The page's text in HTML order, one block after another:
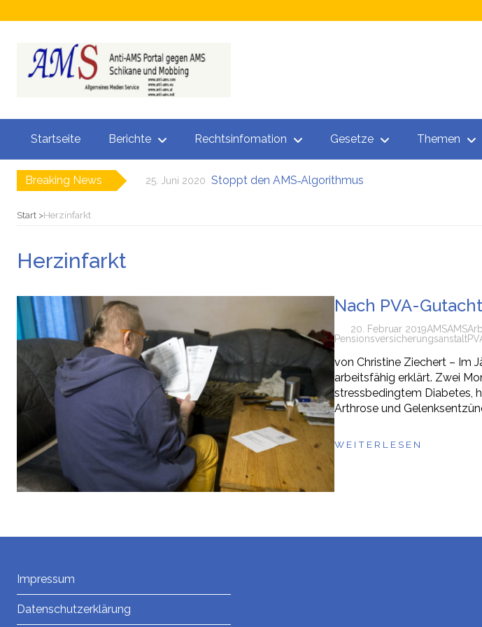
Startseite Berichte Rechtsinfomation Gesetze Themen
Breaking News 25. Juni 2020 Stoppt den AMS‑Algorithmus
Start Herzinfarkt
Herzinfarkt
Nach PVA-
20. Februar 2019AMSAMS
Pensionsversicherungsanstalt
von Christine Ziechert – Im
arbeitsfähig erklärt. Zwei
stressbedingtem Diabetes,
Arthrose und
WEITERLESEN
Impressum
Datenschutzerklärung